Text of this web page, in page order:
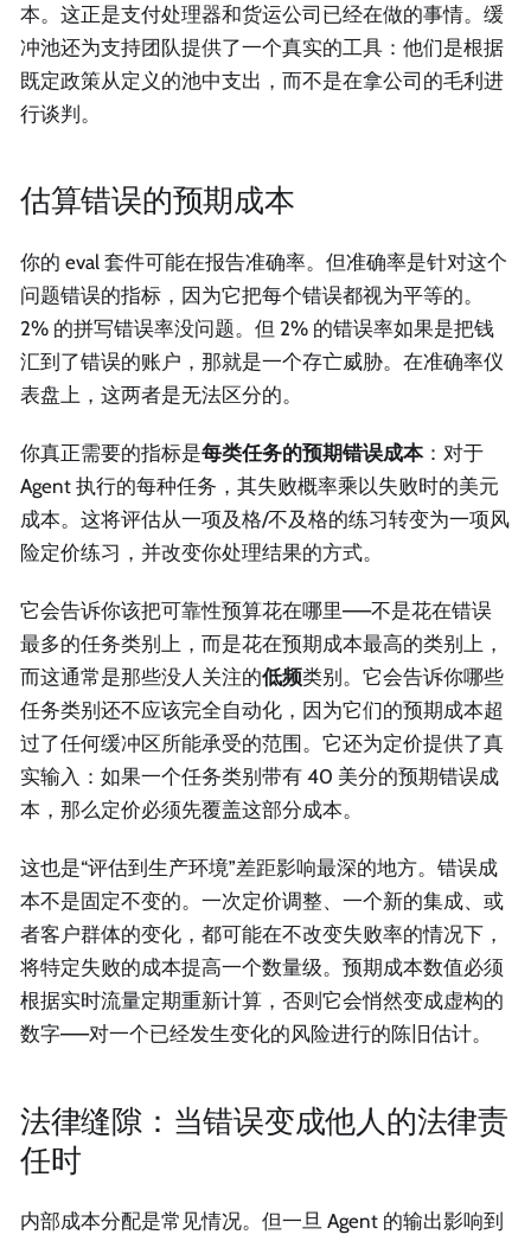
本。这正是支付处理器和货运公司已经在做的事情。缓
冲池还为支持团队提供了一个真实的工具：他们是根据
既定政策从定义的池中支出，而不是在拿公司的毛利进
行谈判。
估算错误的预期成本
你的 eval 套件可能在报告准确率。但准确率是针对这个
问题错误的指标，因为它把每个错误都视为平等的。
2% 的拼写错误率没问题。但 2% 的错误率如果是把钱
汇到了错误的账户，那就是一个存亡威胁。在准确率仪
表盘上，这两者是无法区分的。
你真正需要的指标是每类任务的预期错误成本：对于
Agent 执行的每种任务，其失败概率乘以失败时的美元
成本。这将评估从一项及格/不及格的练习转变为一项风
险定价练习，并改变你处理结果的方式。
它会告诉你该把可靠性预算花在哪里——不是花在错误
最多的任务类别上，而是花在预期成本最高的类别上，
而这通常是那些没人关注的低频类别。它会告诉你哪些
任务类别还不应该完全自动化，因为它们的预期成本超
过了任何缓冲区所能承受的范围。它还为定价提供了真
实输入：如果一个任务类别带有 40 美分的预期错误成
本，那么定价必须先覆盖这部分成本。
这也是“评估到生产环境”差距影响最深的地方。错误成
本不是固定不变的。一次定价调整、一个新的集成、或
者客户群体的变化，都可能在不改变失败率的情况下，
将特定失败的成本提高一个数量级。预期成本数值必须
根据实时流量定期重新计算，否则它会悄然变成虚构的
数字——对一个已经发生变化的风险进行的陈旧估计。
法律缝隙：当错误变成他人的法律责
任时
内部成本分配是常见情况。但一旦 Agent 的输出影响到